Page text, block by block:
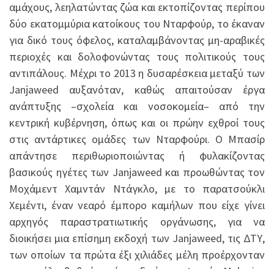
αμάχους, λεηλατώντας ζώα και εκτοπίζοντας περίπου
δύο εκατομμύρια κατοίκους του Νταρφούρ, το έκαναν
για δικό τους όφελος, καταλαμβάνοντας μη-αραβικές
περιοχές και δολοφονώντας τους πολιτικούς τους
αντιπάλους. Μέχρι το 2013 η δυσαρέσκεια μεταξύ των
Janjaweed αυξανόταν, καθώς απαιτούσαν έργα
ανάπτυξης –σχολεία και νοσοκομεία– από την
κεντρική κυβέρνηση, όπως και οι πρώην εχθροί τους
στις αντάρτικες ομάδες των Νταρφούρι. Ο Μπασίρ
απάντησε περιθωριοποιώντας ή φυλακίζοντας
βασικούς ηγέτες των Janjaweed και προωθώντας τον
Μοχάμεντ Χαμντάν Ντάγκλο, με το παρατσούκλι
Χεμέντι, έναν νεαρό έμπορο καμήλων που είχε γίνει
αρχηγός παραστρατιωτικής οργάνωσης, για να
διοικήσει μια επίσημη εκδοχή των Janjaweed, τις ΔΤΥ,
των οποίων τα πρώτα έξι χιλιάδες μέλη προέρχονταν